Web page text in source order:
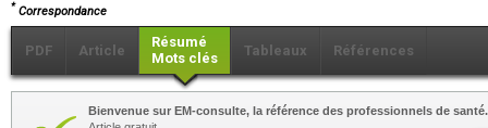
* Correspondance
PDF Article
Résumé
Mots clés
Tableaux Références
Bienvenue sur EM-consulte, la référence des professionnels de santé.